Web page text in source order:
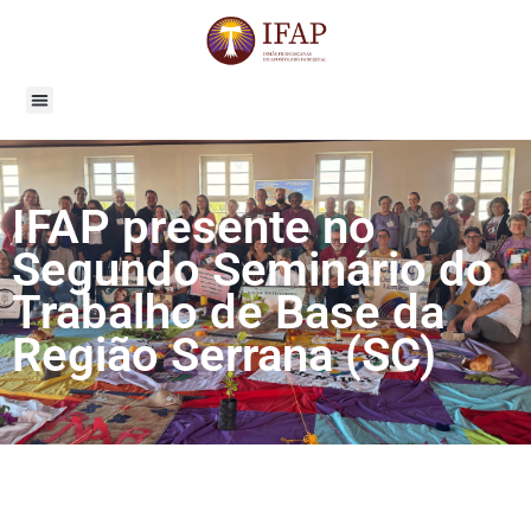
IFAP presente no
Segundo Seminário do
Trabalho de Base da
Região Serrana (SC)